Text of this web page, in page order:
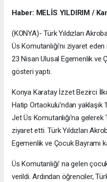
Haber: MELİS YILDIRIM /
(KONYA)- Türk Yıldızları
Üs Komutanlığı'nı ziyaret
23 Nisan Ulusal Egemenlik ve
gösteri yaptı.
Konya Karatay İzzet Bezirci
Hatip Ortaokulu’ndan
Jet Üs Komutanlığı'na gelerek
ziyaret etti. Türk Yıldızları
Egemenlik ve Çocuk Bayramı
Üs Komutanlığı' na gelen
verildi. Ardından öğrenciler,